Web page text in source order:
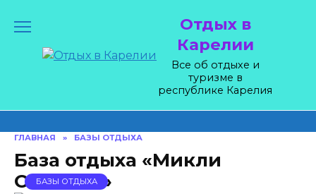
Отдых в
Карелии
Все об отдыхе и
туризме в
республике Карелия
ГЛАВНАЯ » БАЗЫ ОТДЫХА
База отдыха «Микли
Ольгино»
БАЗЫ ОТДЫХА